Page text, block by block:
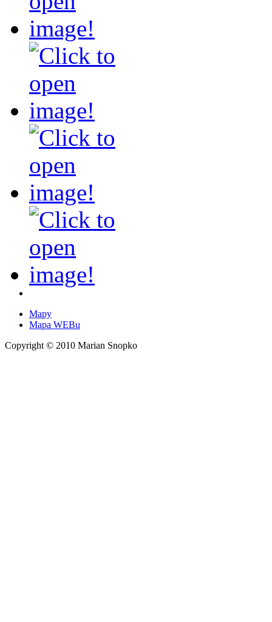
Mapy
Mapa WEBu
Copyright © 2010 Marian Snopko